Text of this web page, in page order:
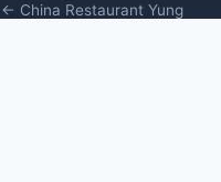
← China Restaurant Yung